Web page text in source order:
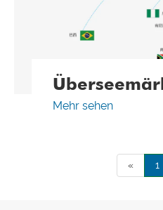
Mehr sehen
« 1